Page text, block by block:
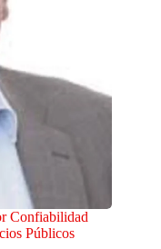
Confiabilidad
Públicos